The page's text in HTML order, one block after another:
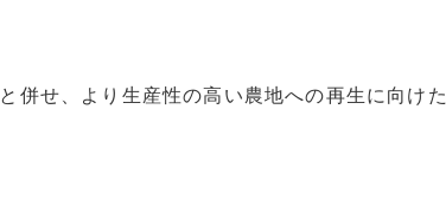
せ、より生産性の高い農地への再生に向けた